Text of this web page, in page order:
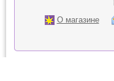
О магазине